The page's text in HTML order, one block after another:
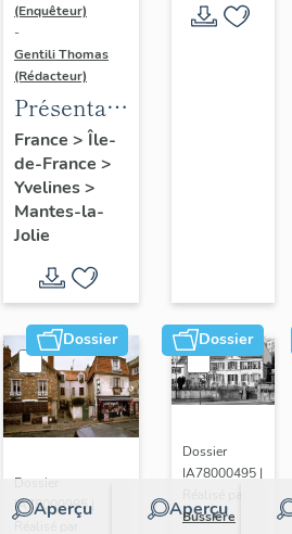
(Enquêteur)
-
Gentili Thomas
(Rédacteur)
Présentation
de l'étude
France > Île-
de-France >
Yvelines>
Mantes-la-
Jolie
Dossier
Aperçu
Dossier
IA78000985 |
Dossier
Aperçu
Dossier
IA78000495 |
Bussière